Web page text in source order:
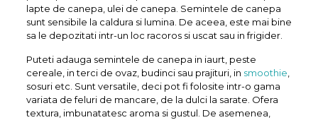
lapte de canepa, ulei de canepa. Semintele de canepa
sunt sensibile la caldura si lumina. De aceea, este mai bine
sa le depozitati intr-un loc racoros si uscat sau in frigider.
Puteti adauga semintele de canepa in iaurt, peste
cereale, in terci de ovaz, budinci sau prajituri, in smoothie,
sosuri etc. Sunt versatile, deci pot fi folosite intr-o gama
variata de feluri de mancare, de la dulci la sarate. Ofera
textura, imbunatatesc aroma si gustul. De asemenea,